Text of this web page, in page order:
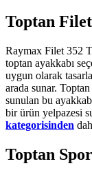
Toptan
Raymax Filet 352
toptan ayakkabı
uygun olarak
arada sunar.
sunulan bu
bir ürün yelpazesi
kategorisinden
Toptan